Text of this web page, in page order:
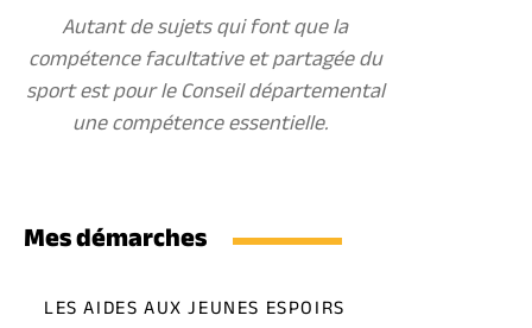
Autant de sujets qui font que la
compétence facultative et partagée du
sport est pour le Conseil départemental
une compétence essentielle.
Mes démarches
LES AIDES AUX JEUNES ESPOIRS